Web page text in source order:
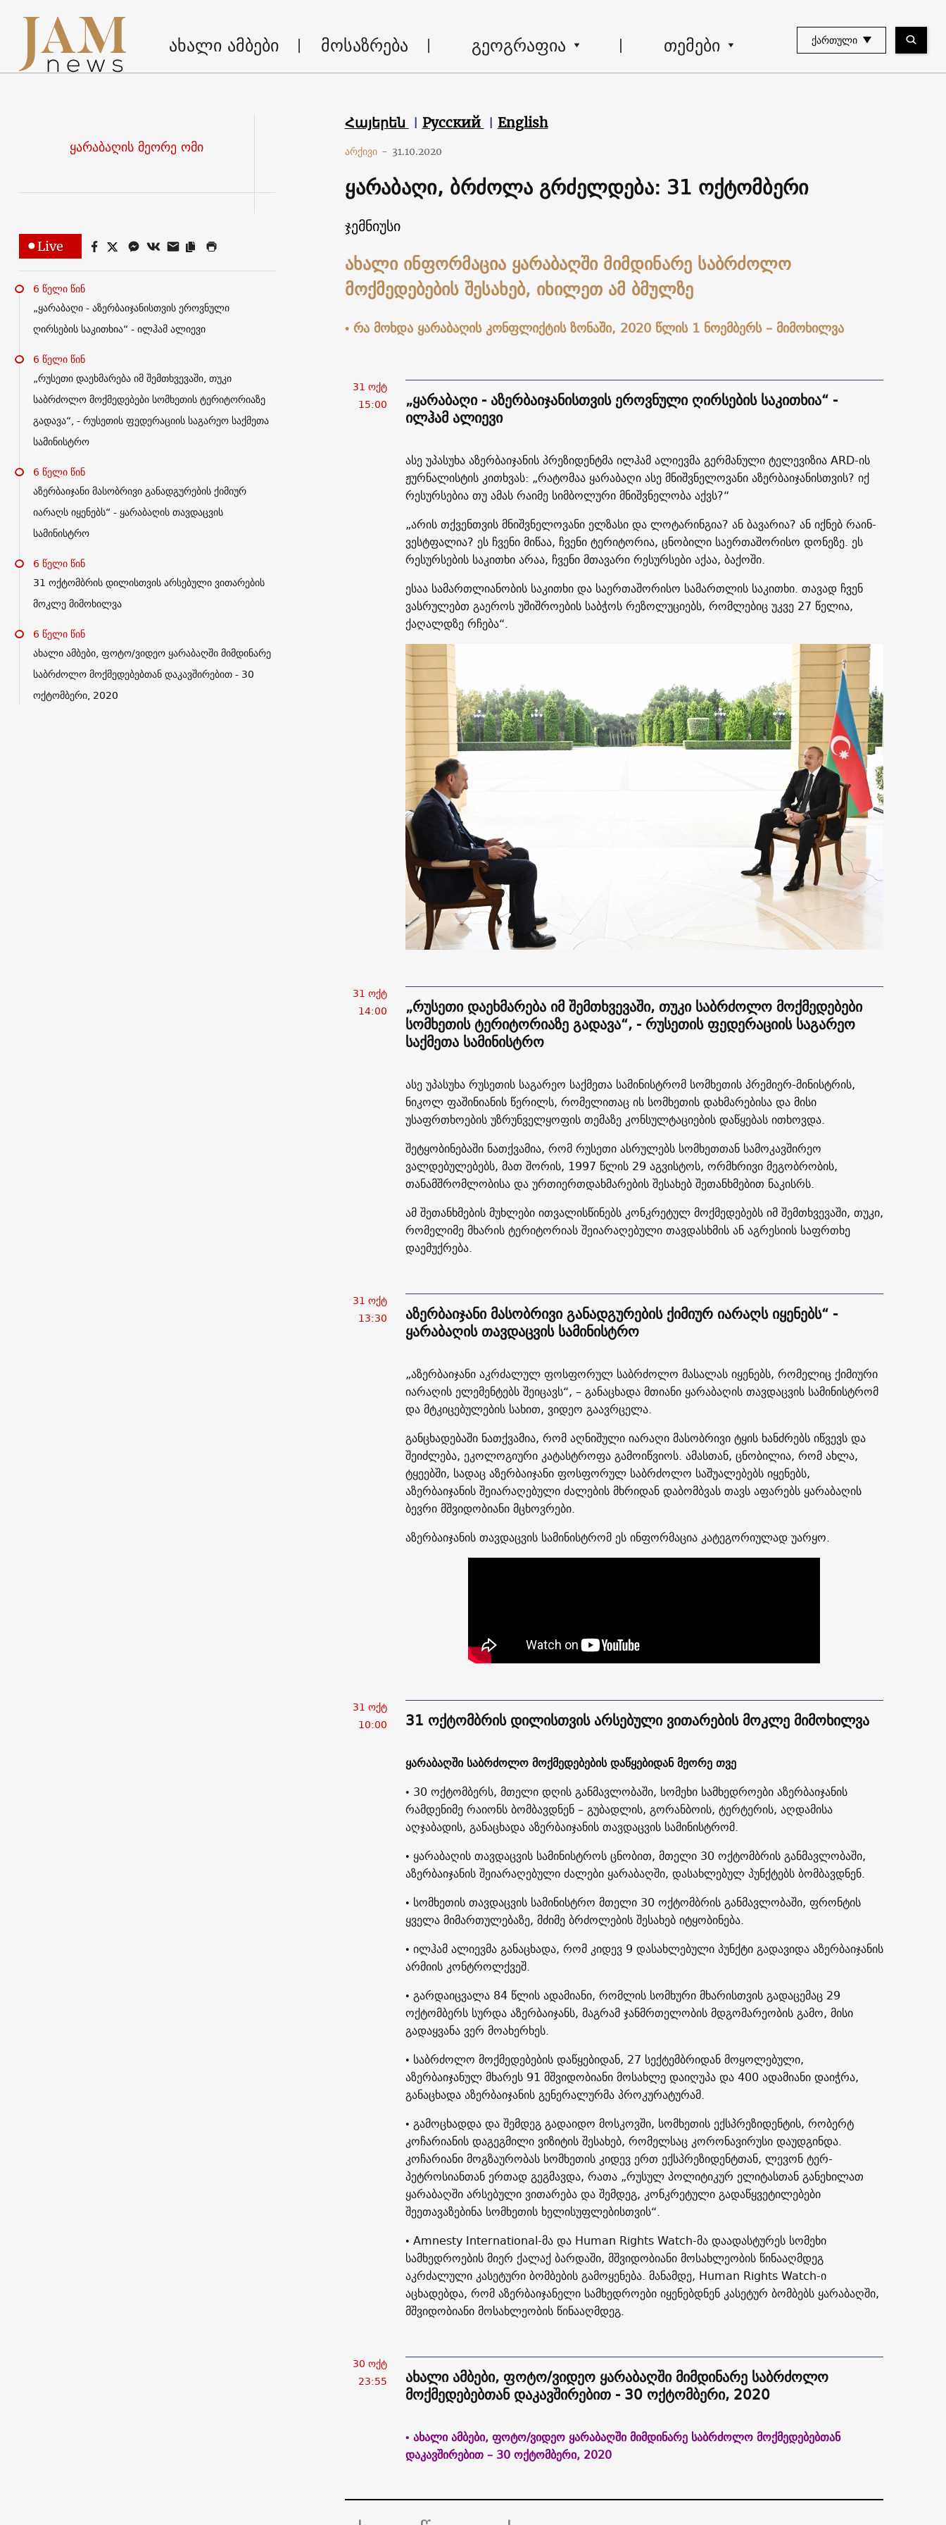
ახალი ამბები მოსაზრება გეოგრაფია თემები ᲥᲐᲠᲗᲣᲚᲘ
ყარაბაღის მეორე ომი
Live
6 წელი წინ
„ყარაბაღი - აზერბაიჯანისთვის ეროვნული
ღირსების საკითხია“ - ილჰამ ალიევი
6 წელი წინ
„რუსეთი დაეხმარება იმ შემთხვევაში, თუკი
საბრძოლო მოქმედებები სომხეთის ტერიტორიაზე
გადავა“, - რუსეთის ფედერაციის საგარეო საქმეთა
სამინისტრო
6 წელი წინ
აზერბაიჯანი მასობრივი განადგურების ქიმიურ
იარაღს იყენებს“ - ყარაბაღის თავდაცვის
სამინისტრო
6 წელი წინ
31 ოქტომბრის დილისთვის არსებული ვითარების
მოკლე მიმოხილვა
6 წელი წინ
ახალი ამბები, ფოტო/ვიდეო ყარაბაღში მიმდინარე
საბრძოლო მოქმედებებთან დაკავშირებით - 30
ოქტომბერი, 2020
Հայերեն Русский English
არქივი - 31.10.2020
ყარაბაღი, ბრძოლა გრძელდება: 31 ოქტომბერი
ჯემნიუსი
ახალი ინფორმაცია ყარაბაღში მიმდინარე საბრძოლო
მოქმედებების შესახებ, იხილეთ ამ ბმულზე
• რა მოხდა ყარაბაღის კონფლიქტის ზონაში, 2020 წლის 1 ნოემბერს – მიმოხილვა
31 ოქტ
15:00
„ყარაბაღი - აზერბაიჯანისთვის ეროვნული ღირსების საკითხია“ -
ილჰამ ალიევი
ასე უპასუხა აზერბაიჯანის პრეზიდენტმა ილჰამ ალიევმა გერმანული ტელევიზია ARD-ის
ჟურნალისტის კითხვას: „რატომაა ყარაბაღი ასე მნიშვნელოვანი აზერბაიჯანისთვის? იქ
რესურსებია თუ ამას რაიმე სიმბოლური მნიშვნელობა აქვს?“
„არის თქვენთვის მნიშვნელოვანი ელზასი და ლოტარინგია? ან ბავარია? ან იქნებ რაინ-
ვესტფალია? ეს ჩვენი მიწაა, ჩვენი ტერიტორია, ცნობილი საერთაშორისო დონეზე. ეს
რესურსების საკითხი არაა, ჩვენი მთავარი რესურსები აქაა, ბაქოში.
ესაა სამართლიანობის საკითხი და საერთაშორისო სამართლის საკითხი. თავად ჩვენ
ვასრულებთ გაეროს უშიშროების საბჭოს რეზოლუციებს, რომლებიც უკვე 27 წელია,
ქაღალდზე რჩება“.
31 ოქტ
14:00
„რუსეთი დაეხმარება იმ შემთხვევაში, თუკი საბრძოლო მოქმედებები
სომხეთის ტერიტორიაზე გადავა“, - რუსეთის ფედერაციის საგარეო
საქმეთა სამინისტრო
ასე უპასუხა რუსეთის საგარეო საქმეთა სამინისტრომ სომხეთის პრემიერ-მინისტრის,
ნიკოლ ფაშინიანის წერილს, რომელითაც ის სომხეთის დახმარებისა და მისი
უსაფრთხოების უზრუნველყოფის თემაზე კონსულტაციების დაწყებას ითხოვდა.
შეტყობინებაში ნათქვამია, რომ რუსეთი ასრულებს სომხეთთან სამოკავშირეო
ვალდებულებებს, მათ შორის, 1997 წლის 29 აგვისტოს, ორმხრივი მეგობრობის,
თანამშრომლობისა და ურთიერთდახმარების შესახებ შეთანხმებით ნაკისრს.
ამ შეთანხმების მუხლები ითვალისწინებს კონკრეტულ მოქმედებებს იმ შემთხვევაში, თუკი,
რომელიმე მხარის ტერიტორიას შეიარაღებული თავდასხმის ან აგრესიის საფრთხე
დაემუქრება.
31 ოქტ
13:30
აზერბაიჯანი მასობრივი განადგურების ქიმიურ იარაღს იყენებს“ -
ყარაბაღის თავდაცვის სამინისტრო
„აზერბაიჯანი აკრძალულ ფოსფორულ საბრძოლო მასალას იყენებს, რომელიც ქიმიური
იარაღის ელემენტებს შეიცავს“, – განაცხადა მთიანი ყარაბაღის თავდაცვის სამინისტრომ
და მტკიცებულების სახით, ვიდეო გაავრცელა.
განცხადებაში ნათქვამია, რომ აღნიშული იარაღი მასობრივი ტყის ხანძრებს იწვევს და
შეიძლება, ეკოლოგიური კატასტროფა გამოიწვიოს. ამასთან, ცნობილია, რომ ახლა,
ტყეებში, სადაც აზერბაიჯანი ფოსფორულ საბრძოლო საშუალებებს იყენებს,
აზერბაიჯანის შეიარაღებული ძალების მხრიდან დაბომბვას თავს აფარებს ყარაბაღის
ბევრი მშვიდობიანი მცხოვრები.
აზერბაიჯანის თავდაცვის სამინისტრომ ეს ინფორმაცია კატეგორიულად უარყო.
31 ოქტ
10:00
31 ოქტომბრის დილისთვის არსებული ვითარების მოკლე მიმოხილვა
ყარაბაღში საბრძოლო მოქმედებების დაწყებიდან მეორე თვე
• 30 ოქტომბერს, მთელი დღის განმავლობაში, სომეხი სამხედროები აზერბაიჯანის
რამდენიმე რაიონს ბომბავდნენ – გუბადლის, გორანბოის, ტერტერის, აღდამისა
აღჯაბადის, განაცხადა აზერბაიჯანის თავდაცვის სამინისტრომ.
• ყარაბაღის თავდაცვის სამინისტროს ცნობით, მთელი 30 ოქტომბრის განმავლობაში,
აზერბაიჯანის შეიარაღებული ძალები ყარაბაღში, დასახლებულ პუნქტებს ბომბავდნენ.
• სომხეთის თავდაცვის სამინისტრო მთელი 30 ოქტომბრის განმავლობაში, ფრონტის
ყველა მიმართულებაზე, მძიმე ბრძოლების შესახებ იტყობინება.
• ილჰამ ალიევმა განაცხადა, რომ კიდევ 9 დასახლებული პუნქტი გადავიდა აზერბაიჯანის
არმიის კონტროლქვეშ.
• გარდაიცვალა 84 წლის ადამიანი, რომლის სომხური მხარისთვის გადაცემაც 29
ოქტომბერს სურდა აზერბაიჯანს, მაგრამ ჯანმრთელობის მდგომარეობის გამო, მისი
გადაყვანა ვერ მოახერხეს.
• საბრძოლო მოქმედებების დაწყებიდან, 27 სექტემბრიდან მოყოლებული,
აზერბაიჯანულ მხარეს 91 მშვიდობიანი მოსახლე დაიღუპა და 400 ადამიანი დაიჭრა,
განაცხადა აზერბაიჯანის გენერალურმა პროკურატურამ.
• გამოცხადდა და შემდეგ გადაიდო მოსკოვში, სომხეთის ექსპრეზიდენტის, რობერტ
კოჩარიანის დაგეგმილი ვიზიტის შესახებ, რომელსაც კორონავირუსი დაუდგინდა.
კოჩარიანი მოგზაურობას სომხეთის კიდევ ერთ ექსპრეზიდენტთან, ლევონ ტერ-
პეტროსიანთან ერთად გეგმავდა, რათა „რუსულ პოლიტიკურ ელიტასთან განეხილათ
ყარაბაღში არსებული ვითარება და შემდეგ, კონკრეტული გადაწყვეტილებები
შეეთავაზებინა სომხეთის ხელისუფლებისთვის“.
• Amnesty International-მა და Human Rights Watch-მა დაადასტურეს სომეხი
სამხედროების მიერ ქალაქ ბარდაში, მშვიდობიანი მოსახლეობის წინააღმდეგ
აკრძალული კასეტური ბომბების გამოყენება. მანამდე, Human Rights Watch-ი
აცხადებდა, რომ აზერბაიჯანელი სამხედროები იყენებდნენ კასეტურ ბომბებს ყარაბაღში,
მშვიდობიანი მოსახლეობის წინააღმდეგ.
30 ოქტ
23:55
ახალი ამბები, ფოტო/ვიდეო ყარაბაღში მიმდინარე საბრძოლო
მოქმედებებთან დაკავშირებით - 30 ოქტომბერი, 2020
• ახალი ამბები, ფოტო/ვიდეო ყარაბაღში მიმდინარე საბრძოლო მოქმედებებთან
დაკავშირებით – 30 ოქტომბერი, 2020